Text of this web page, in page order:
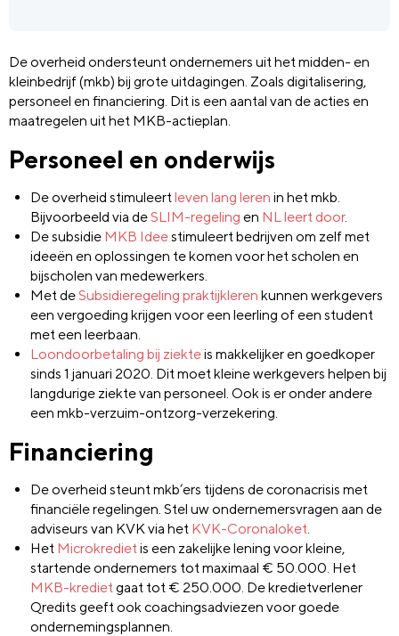
De overheid ondersteunt ondernemers uit het midden- en
kleinbedrijf (mkb) bij grote uitdagingen. Zoals digitalisering,
personeel en financiering. Dit is een aantal van de acties en
maatregelen uit het MKB-actieplan.
Personeel en onderwijs
De overheid stimuleertleven lang leren in het mkb.
Bijvoorbeeld via deSLIM-regeling en NL leert door.
De subsidie MKB Ideestimuleert bedrijven om zelf met
ideeën en oplossingen te komen voor het scholen en
bijscholen van medewerkers.
Met deSubsidieregeling praktijkleren kunnen werkgevers
een vergoeding krijgen voor een leerling of een student
met een leerbaan.
Loondoorbetaling bij ziekteis makkelijker en goedkoper
sinds 1 januari 2020. Dit moet kleine werkgevers helpen bij
langdurige ziekte van personeel. Ook is er onder andere
een mkb-verzuim-ontzorg-verzekering.
Financiering
De overheid steunt mkb’ers tijdens de coronacrisis met
financiële regelingen. Stel uw ondernemersvragen aan de
adviseurs van KVK via het KVK-Coronaloket.
Het Microkredietis een zakelijke lening voor kleine,
startende ondernemers tot maximaal € 50.000. Het
MKB-kredietgaat tot € 250.000. De kredietverlener
Qredits geeft ook coachingsadviezen voor goede
ondernemingsplannen.